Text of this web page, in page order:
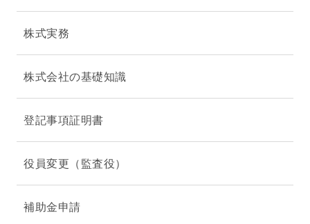
株式実務
株式会社の基礎知識
登記事項証明書
役員変更（監査役）
補助金申請